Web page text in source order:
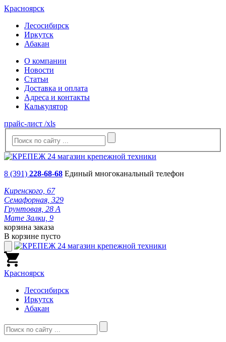
Красноярск
Лесосибирск
Иркутск
Абакан
О компании
Новости
Статьи
Доставка и оплата
Адреса и контакты
Калькулятор
прайс-лист /xls
8 (391) 228-68-68 Единый многоканальный телефон
Киренского, 67
Семафорная, 329
Грунтовая, 28 А
Мате Залки, 9
корзина заказа
В корзине пусто
Красноярск
Лесосибирск
Иркутск
Абакан